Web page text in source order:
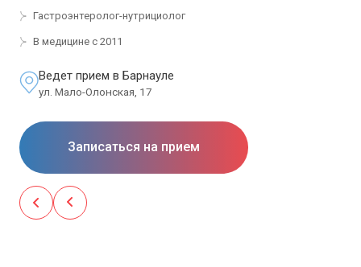
Гастроэнтеролог-нутрициолог
В медицине с 2011
Ведет прием в Барнауле
ул. Мало-Олонская, 17
Записаться на прием